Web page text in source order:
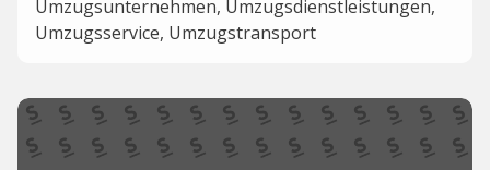
Umzugsunternehmen, Umzugsdienstleistungen,
Umzugsservice, Umzugstransport